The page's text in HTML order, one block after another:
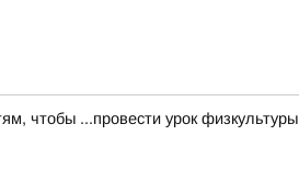
чтобы ...провести урок физкультуры